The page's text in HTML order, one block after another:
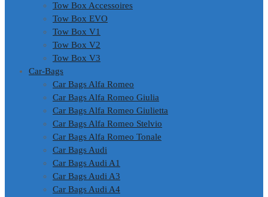
Tow Box Accessoires
Tow Box EVO
Tow Box V1
Tow Box V2
Tow Box V3
Car-Bags
Car Bags Alfa Romeo
Car Bags Alfa Romeo Giulia
Car Bags Alfa Romeo Giulietta
Car Bags Alfa Romeo Stelvio
Car Bags Alfa Romeo Tonale
Car Bags Audi
Car Bags Audi A1
Car Bags Audi A3
Car Bags Audi A4